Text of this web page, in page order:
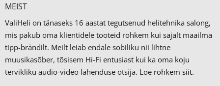
MEIST
ValiHeli on tänaseks 16 aastat tegutsenud helitehnika salong,
mis pakub oma klientidele tooteid rohkem kui sajalt maailma
tipp-brändilt. Meilt leiab endale sobiliku nii lihtne
muusikasõber, tõsisem Hi-Fi entusiast kui ka oma koju
tervikliku audio-video lahenduse otsija. Loe rohkem siit.